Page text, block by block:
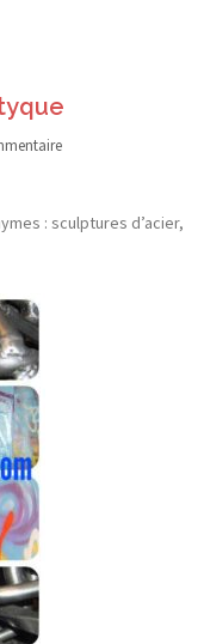
: sculptures d’acier,